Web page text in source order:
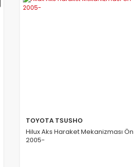
TOYOTA TSUSHO
Hilux Aks Haraket Mekanizması Ön
2005-